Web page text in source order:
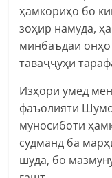
ҳамкориҳо бо
зоҳир намуда,
минбаъдаи
таваҷҷуҳи
Изҳори умед
фаъолияти
муносиботи
судманд ба
шуда, бо